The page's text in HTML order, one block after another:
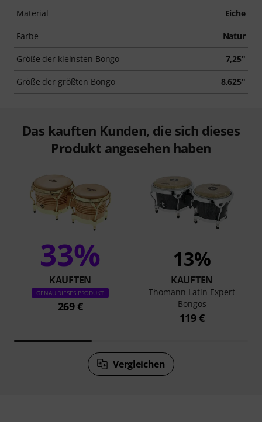
Material Eiche
Farbe Natur
Größe der kleinsten Bongo 7,25"
Größe der größten Bongo 8,625"
Das kauften Kunden, die sich dieses
Produkt angesehen haben
33%
KAUFTEN
GENAU DIESES PRODUKT
269 €
13%
KAUFTEN
Thomann Latin Expert
Bongos
119 €
Vergleichen